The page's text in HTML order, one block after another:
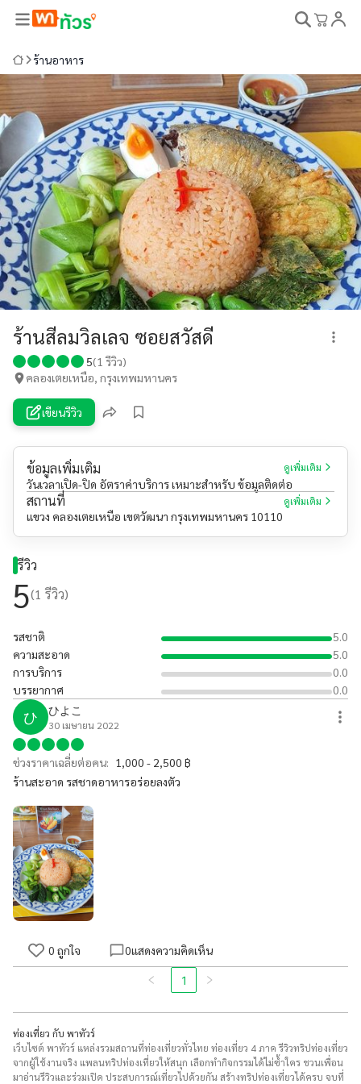
ร้านอาหาร
ร้านสีลมวิลเลจ ซอยสวัสดี
5(1 รีวิว)
คลองเตยเหนือ, กรุงเทพมหานคร
เขียนรีวิว
ข้อมูลเพิ่มเติม ดูเพิ่มเติม
วันเวลาเปิด-ปิด อัตราค่าบริการ เหมาะสำหรับ ข้อมูลติดต่อ
สถานที่ ดูเพิ่มเติม
แขวง คลองเตยเหนือ เขตวัฒนา กรุงเทพมหานคร 10110
รีวิว
5(1 รีวิว)
รสชาติ
5.0
ความสะอาด
5.0
การบริการ
0.0
บรรยากาศ
0.0
ひ ひよこ
30 เมษายน 2022
ช่วงราคาเฉลี่ยต่อคน: 1,000 - 2,500 ฿
ร้านสะอาด รสชาดอาหารอร่อยลงตัว
0 ถูกใจ 0แสดงความคิดเห็น
1
ท่องเที่ยว กับ พาทัวร์
เว็บไซต์ พาทัวร์ แหล่งรวมสถานที่ท่องเที่ยวทั่วไทย ท่องเที่ยว 4 ภาค รีวิวทริปท่องเที่ยว
จากผู้ใช้งานจริง แพลนทริปท่องเที่ยวให้สนุก เลือกทำกิจกรรมได้ไม่ซ้ำใคร ชวนเพื่อน
มาอ่านรีวิวและร่วมเปิด ประสบการณ์เที่ยวไปด้วยกัน สร้างทริปท่องเที่ยวได้ครบ จบที่